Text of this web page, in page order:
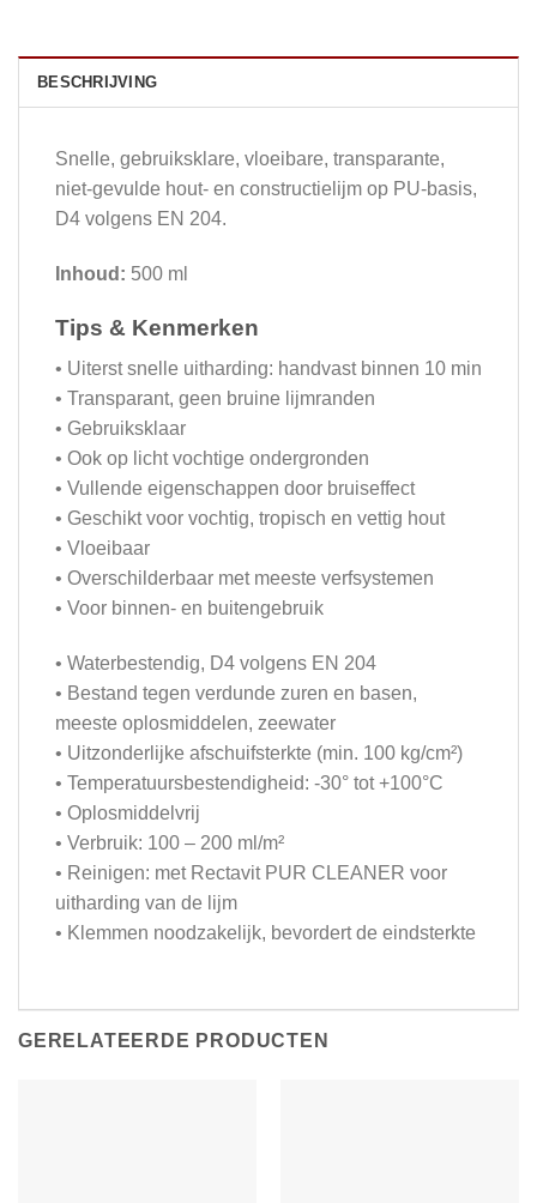
BESCHRIJVING
Snelle, gebruiksklare, vloeibare, transparante,
niet-gevulde hout- en constructielijm op PU-basis,
D4 volgens EN 204.
Inhoud: 500 ml
Tips & Kenmerken
• Uiterst snelle uitharding: handvast binnen 10 min
• Transparant, geen bruine lijmranden
• Gebruiksklaar
• Ook op licht vochtige ondergronden
• Vullende eigenschappen door bruiseffect
• Geschikt voor vochtig, tropisch en vettig hout
• Vloeibaar
• Overschilderbaar met meeste verfsystemen
• Voor binnen- en buitengebruik
• Waterbestendig, D4 volgens EN 204
• Bestand tegen verdunde zuren en basen,
meeste oplosmiddelen, zeewater
• Uitzonderlijke afschuifsterkte (min. 100 kg/cm²)
• Temperatuursbestendigheid: -30° tot +100°C
• Oplosmiddelvrij
• Verbruik: 100 – 200 ml/m²
• Reinigen: met Rectavit PUR CLEANER voor
uitharding van de lijm
• Klemmen noodzakelijk, bevordert de eindsterkte
GERELATEERDE PRODUCTEN